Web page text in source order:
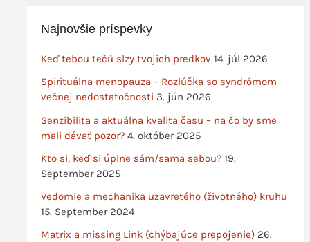
Najnovšie príspevky
Keď tebou tečú slzy tvojich predkov 14. júl 2026
Spirituálna menopauza – Rozlúčka so syndrómom
večnej nedostatočnosti 3. jún 2026
Senzibilita a aktuálna kvalita času – na čo by sme
mali dávať pozor? 4. október 2025
Kto si, keď si úplne sám/sama sebou? 19.
September 2025
Vedomie a mechanika uzavretého (životného) kruhu
15. September 2024
Matrix a missing Link (chýbajúce prepojenie) 26.